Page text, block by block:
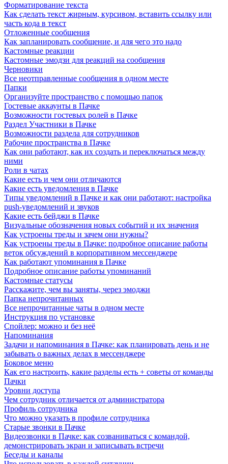
Форматирование текста
Как сделать текст жирным, курсивом, вставить ссылку или
часть кода в текст
Отложенные сообщения
Как запланировать сообщение, и для чего это надо
Кастомные реакции
Кастомные эмодзи для реакций на сообщения
Черновики
Все неотправленные сообщения в одном месте
Папки
Организуйте пространство с помощью папок
Гостевые аккаунты в Пачке
Возможности гостевых ролей в Пачке
Раздел Участники в Пачке
Возможности раздела для сотрудников
Рабочие пространства в Пачке
Как они работают, как их создать и переключаться между
ними
Роли в чатах
Какие есть и чем они отличаются
Какие есть уведомления в Пачке
Типы уведомлений в Пачке и как они работают: настройка
push-уведомлений и звуков
Какие есть бейджи в Пачке
Визуальные обозначения новых событий и их значения
Как устроены треды и зачем они нужны?
Как устроены треды в Пачке: подробное описание работы
веток обсуждений в корпоративном мессенджере
Как работают упоминания в Пачке
Подробное описание работы упоминаний
Кастомные статусы
Расскажите, чем вы заняты, через эмоджи
Папка непрочитанных
Все непрочитанные чаты в одном месте
Инструкция по установке
Спойлер: можно и без неё
Напоминания
Задачи и напоминания в Пачке: как планировать день и не
забывать о важных делах в мессенджере
Боковое меню
Как его настроить, какие разделы есть + советы от команды
Пачки
Уровни доступа
Чем сотрудник отличается от администратора
Профиль сотрудника
Что можно указать в профиле сотрудника
Старые звонки в Пачке
Видеозвонки в Пачке: как созваниваться с командой,
демонстрировать экран и записывать встречи
Беседы и каналы